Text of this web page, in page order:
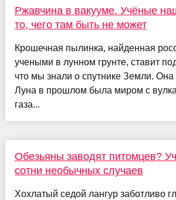
Ржавчина в вакууме. Учёные
то, чего там быть не может
Крошечная пылинка, найденная
учеными в лунном грунте, ставит
что мы знали о спутнике Земли. Она
Луна в прошлом была миром с
газа...
Обезьяны заводят питомцев?
сотни необычных случаев
Хохлатый седой лангур заботливо